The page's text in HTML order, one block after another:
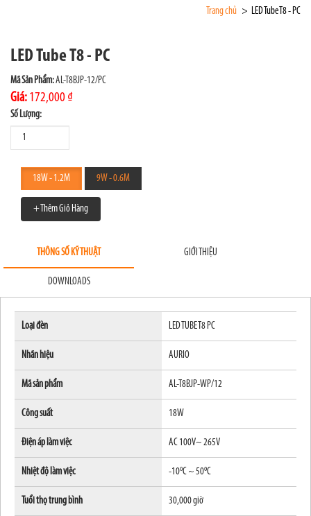
Trang chủ LED Tube T8 - PC
LED Tube T8 - PC
Mã Sản Phẩm:AL-T8BJP-12/PC
Giá: 172,000 ₫
Số Lượng:
18W - 1.2M 9W - 0.6M
+ Thêm Giỏ Hàng
THÔNG SỐ KỸ THUẬT GIỚI THIỆU
DOWNLOADS
Loại đèn LED TUBE T8 PC
Nhãn hiệu AURIO
Mã sản phẩm AL-T8BJP-WP/12
Công suất 18W
Điện áp làm việc AC 100V~ 265V
Nhiệt độ làm việc -10oC ~ 50oC
Tuổi thọ trung bình 30,000 giờ